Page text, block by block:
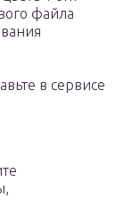
файла
в сервисе